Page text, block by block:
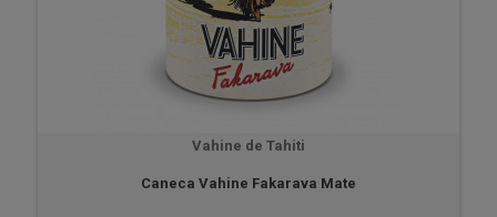
Vahine de Tahiti
Caneca Vahine Fakarava Mate